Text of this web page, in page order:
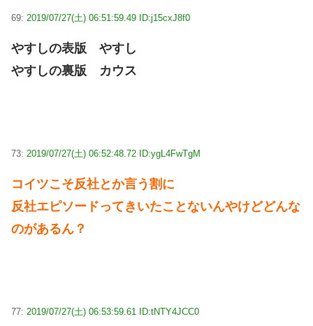
69: 2019/07/27(土) 06:51:59.49 ID:j15cxJ8f0
やすしの表版 やすし
やすしの裏版 カウス
73: 2019/07/27(土) 06:52:48.72 ID:ygL4FwTgM
コイツこそ反社とか言う割に
反社エピソードってきいたことないんやけどどんな
のがあるん？
77: 2019/07/27(土) 06:53:59.61 ID:tNTY4JCC0